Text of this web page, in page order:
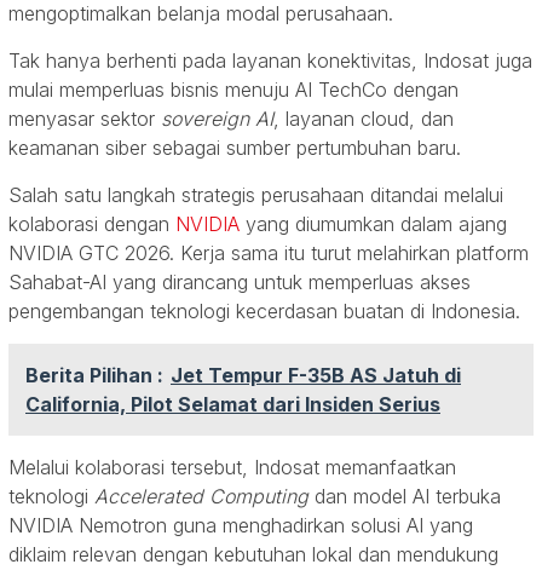
mengoptimalkan belanja modal perusahaan.
Tak hanya berhenti pada layanan konektivitas, Indosat juga
mulai memperluas bisnis menuju AI TechCo dengan
menyasar sektor sovereign AI, layanan cloud, dan
keamanan siber sebagai sumber pertumbuhan baru.
Salah satu langkah strategis perusahaan ditandai melalui
kolaborasi dengan NVIDIA yang diumumkan dalam ajang
NVIDIA GTC 2026. Kerja sama itu turut melahirkan platform
Sahabat-AI yang dirancang untuk memperluas akses
pengembangan teknologi kecerdasan buatan di Indonesia.
Berita Pilihan : Jet Tempur F-35B AS Jatuh di
California, Pilot Selamat dari Insiden Serius
Melalui kolaborasi tersebut, Indosat memanfaatkan
teknologi Accelerated Computingdan model AI terbuka
NVIDIA Nemotron guna menghadirkan solusi AI yang
diklaim relevan dengan kebutuhan lokal dan mendukung